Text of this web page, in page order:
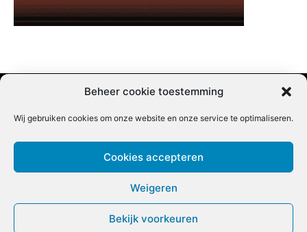
Beheer cookie toestemming
Wij gebruiken cookies om onze website en onze service te optimaliseren.
Cookies accepteren
Weigeren
Bekijk voorkeuren
Nieuwsbrief inschrijven | Partner content